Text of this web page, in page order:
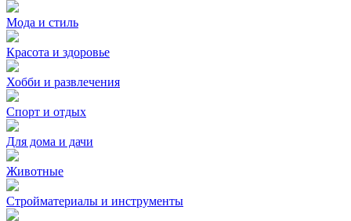
Мода и стиль
Красота и здоровье
Хобби и развлечения
Спорт и отдых
Для дома и дачи
Животные
Стройматериалы и инструменты